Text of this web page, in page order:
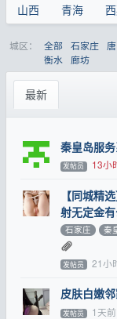
山西
青海
城区： 全部 石家庄
衡水
廊坊
最新
秦皇岛服
发帖员 13小
【同城精
射无定金
石家庄 秦
发帖员 21小
皮肤白嫩
发帖员 1天前